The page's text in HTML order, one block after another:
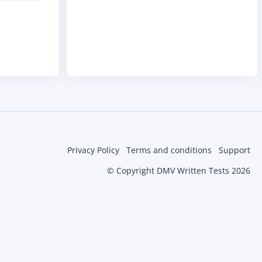
Privacy Policy Terms and conditions
Support
© Copyright DMV Written Tests 2026